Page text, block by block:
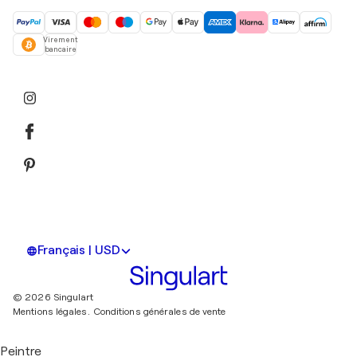
Virement
bancaire
Français | USD
© 2026 Singulart
Mentions légales. Conditions générales de vente
Peintre